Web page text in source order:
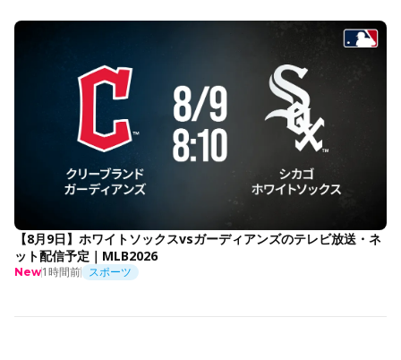
【8月9日】ホワイトソックスvsガーディアンズのテレビ放送・ネ
ット配信予定｜MLB2026
New1時間前 スポーツ